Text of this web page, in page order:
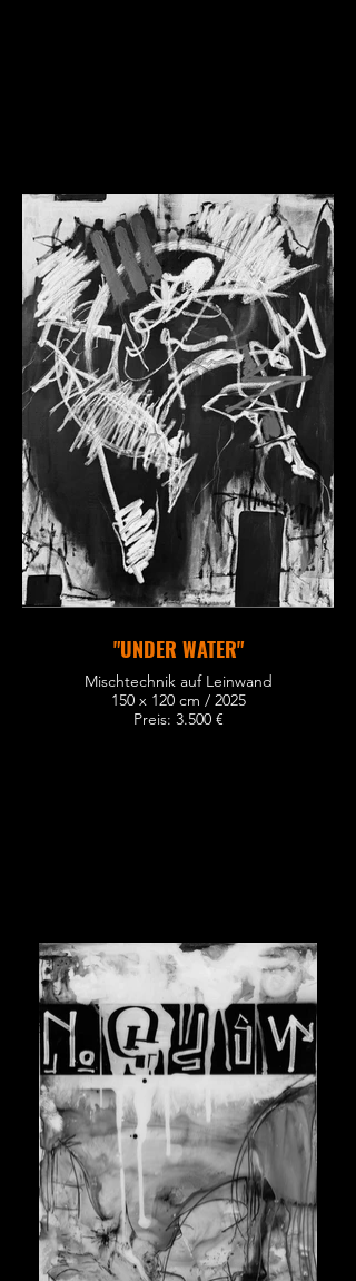
"UNDER WATER"
Mischtechnik auf Leinwand
150 x 120 cm / 2025
Preis: 3.500 €